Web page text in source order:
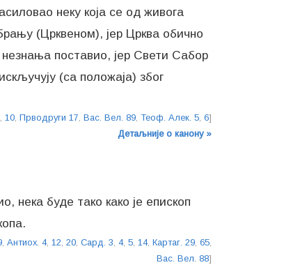
неку која се од живога
(Црквеном), јер Црква обично
поставио, јер Свети Сабор
(са положаја) због
10 Прводруги 17 Вас. Вел. 89 Теоф. Алек. 5 6]
Детаљније о канону »
нека буде тако како је епископ
, Антиох. 4, 12, 20, Сард. 3, 4, 5, 14, Картаг. 29, 65,
Вас. Вел. 88]